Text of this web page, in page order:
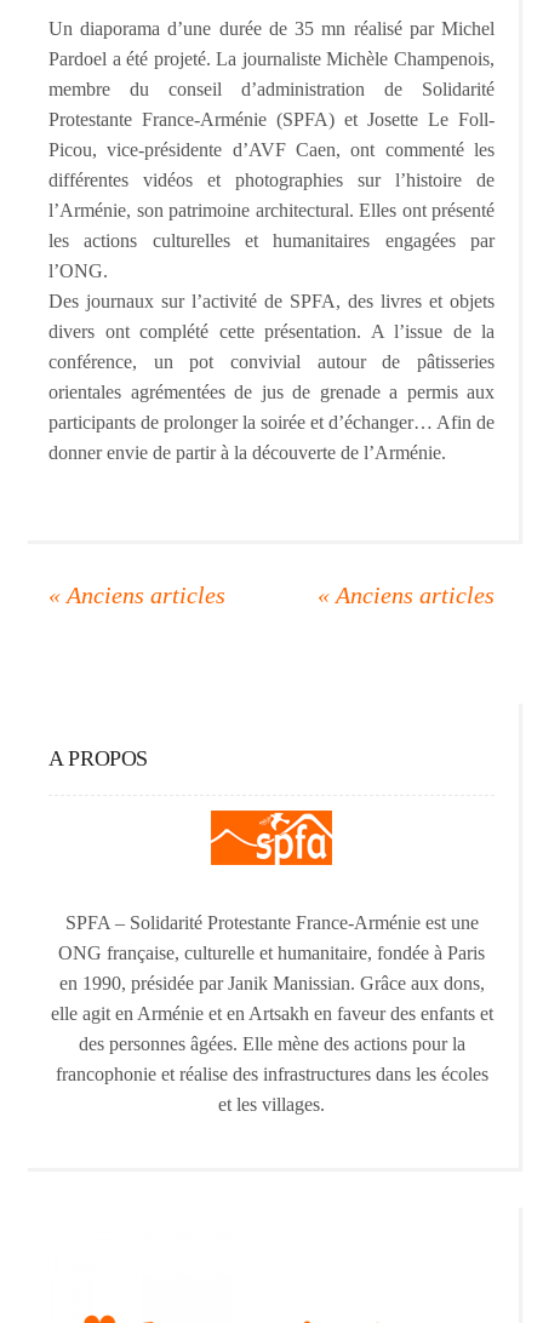
Un diaporama d’une durée de 35 mn réalisé par Michel
Pardoel a été projeté. La journaliste Michèle Champenois,
membre du conseil d’administration de Solidarité
Protestante France-Arménie (SPFA) et Josette Le Foll-
Picou, vice-présidente d’AVF Caen, ont commenté les
différentes vidéos et photographies sur l’histoire de
l’Arménie, son patrimoine architectural. Elles ont présenté
les actions culturelles et humanitaires engagées par
l’ONG.
Des journaux sur l’activité de SPFA, des livres et objets
divers ont complété cette présentation. A l’issue de la
conférence, un pot convivial autour de pâtisseries
orientales agrémentées de jus de grenade a permis aux
participants de prolonger la soirée et d’échanger… Afin de
donner envie de partir à la découverte de l’Arménie.
A PROPOS
SPFA – Solidarité Protestante France-Arménie est une
ONG française, culturelle et humanitaire, fondée à Paris
en 1990, présidée par Janik Manissian. Grâce aux dons,
elle agit en Arménie et en Artsakh en faveur des enfants et
des personnes âgées. Elle mène des actions pour la
francophonie et réalise des infrastructures dans les écoles
et les villages.